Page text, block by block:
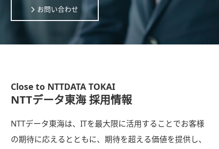
お問い合わせ
Close to NTTDATA TOKAI
NTTデータ東海 採用情報
NTTデータ東海は、ITを最大限に活用することでお客様
の期待に応えるとともに、期待を超える価値を提供し、